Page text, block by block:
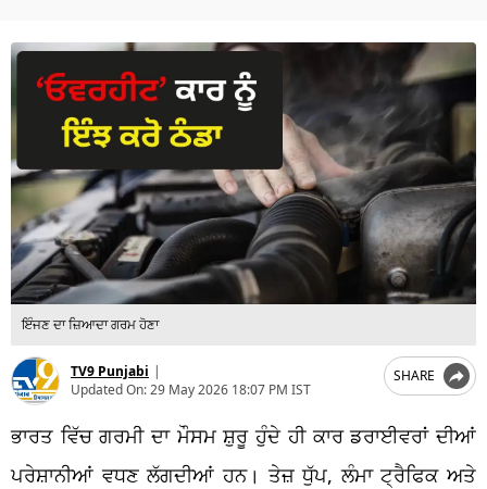
ਇੰਜਣ ਦਾ ਜ਼ਿਆਦਾ ਗਰਮ ਹੋਣਾ
TV9 Punjabi |
Updated On:29 May 2026 18:07 PM IST
SHARE
ਭਾਰਤ ਵਿੱਚ ਗਰਮੀ ਦਾ ਮੌਸਮ ਸ਼ੁਰੂ ਹੁੰਦੇ ਹੀ ਕਾਰ ਡਰਾਈਵਰਾਂ ਦੀਆਂ
ਪਰੇਸ਼ਾਨੀਆਂ ਵਧਣ ਲੱਗਦੀਆਂ ਹਨ। ਤੇਜ਼ ਧੁੱਪ, ਲੰਮਾ ਟ੍ਰੈਫਿਕ ਅਤੇ